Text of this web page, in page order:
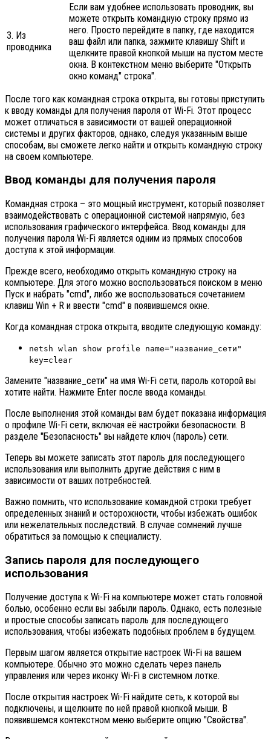
3. Из
проводника
Если вам удобнее использовать проводник, вы
можете открыть командную строку прямо из
него. Просто перейдите в папку, где находится
ваш файл или папка, зажмите клавишу Shift и
щелкните правой кнопкой мыши на пустом месте
окна. В контекстном меню выберите "Открыть
окно команд" строка".
После того как командная строка открыта, вы готовы приступить
к вводу команды для получения пароля от Wi-Fi. Этот процесс
может отличаться в зависимости от вашей операционной
системы и других факторов, однако, следуя указанным выше
способам, вы сможете легко найти и открыть командную строку
на своем компьютере.
Ввод команды для получения пароля
Командная строка – это мощный инструмент, который позволяет
взаимодействовать с операционной системой напрямую, без
использования графического интерфейса. Ввод команды для
получения пароля Wi-Fi является одним из прямых способов
доступа к этой информации.
Прежде всего, необходимо открыть командную строку на
компьютере. Для этого можно воспользоваться поиском в меню
Пуск и набрать "cmd", либо же воспользоваться сочетанием
клавиш Win + R и ввести "cmd" в появившемся окне.
Когда командная строка открыта, вводите следующую команду:
netsh wlan show profile name="название_сети"
key=clear
Замените "название_сети" на имя Wi-Fi сети, пароль которой вы
хотите найти. Нажмите Enter после ввода команды.
После выполнения этой команды вам будет показана информация
о профиле Wi-Fi сети, включая её настройки безопасности. В
разделе "Безопасность" вы найдете ключ (пароль) сети.
Теперь вы можете записать этот пароль для последующего
использования или выполнить другие действия с ним в
зависимости от ваших потребностей.
Важно помнить, что использование командной строки требует
определенных знаний и осторожности, чтобы избежать ошибок
или нежелательных последствий. В случае сомнений лучше
обратиться за помощью к специалисту.
Запись пароля для последующего
использования
Получение доступа к Wi-Fi на компьютере может стать головной
болью, особенно если вы забыли пароль. Однако, есть полезные
и простые способы записать пароль для последующего
использования, чтобы избежать подобных проблем в будущем.
Первым шагом является открытие настроек Wi-Fi на вашем
компьютере. Обычно это можно сделать через панель
управления или через иконку Wi-Fi в системном лотке.
После открытия настроек Wi-Fi найдите сеть, к которой вы
подключены, и щелкните по ней правой кнопкой мыши. В
появившемся контекстном меню выберите опцию "Свойства".